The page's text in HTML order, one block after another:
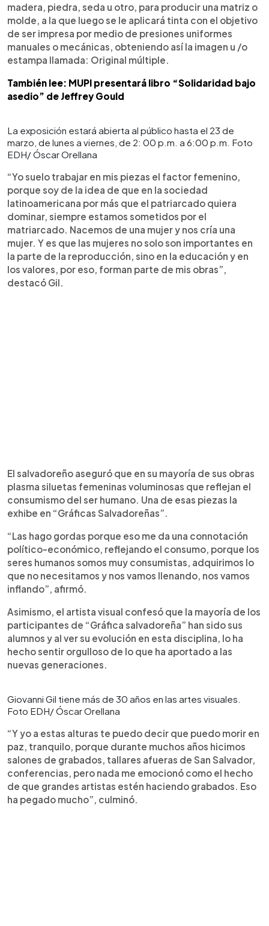
madera, piedra, seda u otro, para producir una matriz o
molde, a la que luego se le aplicará tinta con el objetivo
de ser impresa por medio de presiones uniformes
manuales o mecánicas, obteniendo así la imagen u /o
estampa llamada: Original múltiple.
También lee: MUPI presentará libro “Solidaridad bajo
asedio” de Jeffrey Gould
La exposición estará abierta al público hasta el 23 de
marzo, de lunes a viernes, de 2: 00 p.m. a 6:00 p.m. Foto
EDH/ Óscar Orellana
“Yo suelo trabajar en mis piezas el factor femenino,
porque soy de la idea de que en la sociedad
latinoamericana por más que el patriarcado quiera
dominar, siempre estamos sometidos por el
matriarcado. Nacemos de una mujer y nos cría una
mujer. Y es que las mujeres no solo son importantes en
la parte de la reproducción, sino en la educación y en
los valores, por eso, forman parte de mis obras”,
destacó Gil.
El salvadoreño aseguró que en su mayoría de sus obras
plasma siluetas femeninas voluminosas que reflejan el
consumismo del ser humano. Una de esas piezas la
exhibe en “Gráficas Salvadoreñas”.
“Las hago gordas porque eso me da una connotación
político-económico, reflejando el consumo, porque los
seres humanos somos muy consumistas, adquirimos lo
que no necesitamos y nos vamos llenando, nos vamos
inflando”, afirmó.
Asimismo, el artista visual confesó que la mayoría de los
participantes de “Gráfica salvadoreña” han sido sus
alumnos y al ver su evolución en esta disciplina, lo ha
hecho sentir orgulloso de lo que ha aportado a las
nuevas generaciones.
Giovanni Gil tiene más de 30 años en las artes visuales.
Foto EDH/ Óscar Orellana
“Y yo a estas alturas te puedo decir que puedo morir en
paz, tranquilo, porque durante muchos años hicimos
salones de grabados, tallares afueras de San Salvador,
conferencias, pero nada me emocionó como el hecho
de que grandes artistas estén haciendo grabados. Eso
ha pegado mucho”, culminó.